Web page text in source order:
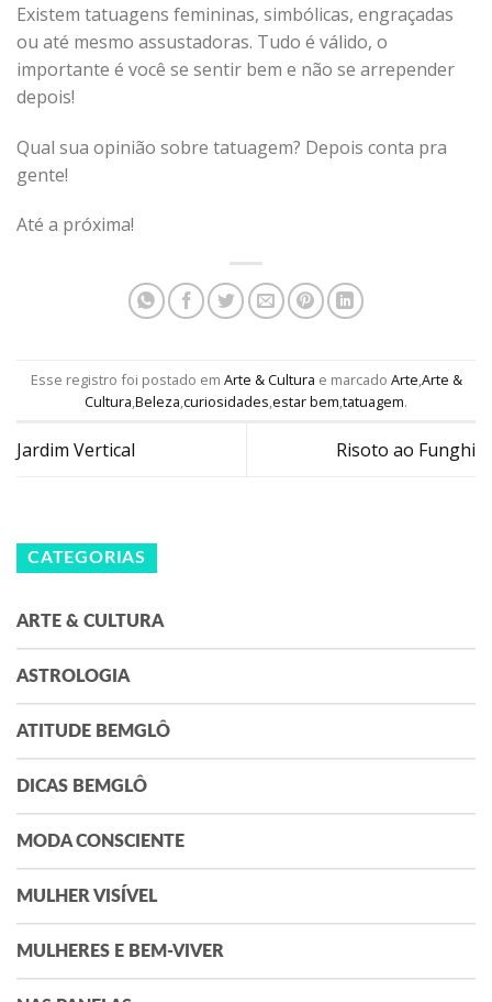
Existem tatuagens femininas, simbólicas, engraçadas
ou até mesmo assustadoras. Tudo é válido, o
importante é você se sentir bem e não se arrepender
depois!
Qual sua opinião sobre tatuagem? Depois conta pra
gente!
Até a próxima!
Esse registro foi postado em Arte & Cultura e marcado Arte,Arte &
Cultura,Beleza,curiosidades,estar bem,tatuagem.
Jardim Vertical Risoto ao Funghi
CATEGORIAS
ARTE & CULTURA
ASTROLOGIA
ATITUDE BEMGLÔ
DICAS BEMGLÔ
MODA CONSCIENTE
MULHER VISÍVEL
MULHERES E BEM-VIVER